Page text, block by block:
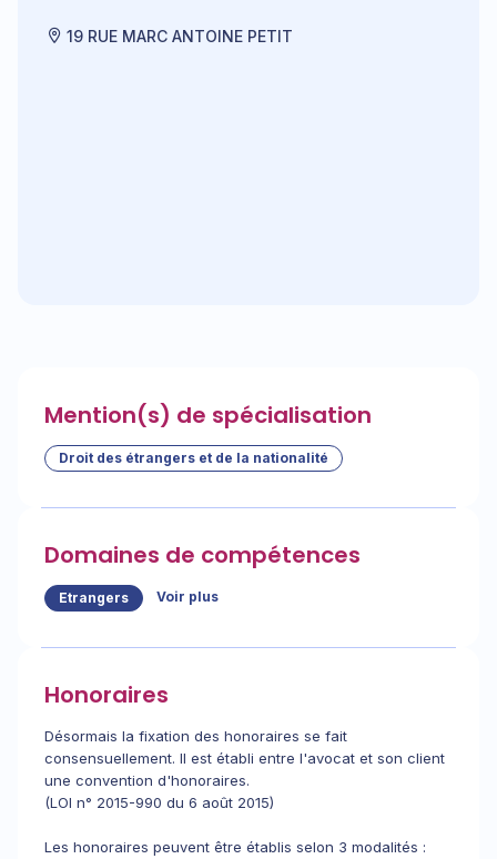
19 RUE MARC ANTOINE PETIT
Mention(s) de spécialisation
Droit des étrangers et de la nationalité
Domaines de compétences
Etrangers Voir plus
Honoraires
Désormais la fixation des honoraires se fait
consensuellement. Il est établi entre l'avocat et son client
une convention d'honoraires.
(LOI n° 2015-990 du 6 août 2015)
Les honoraires peuvent être établis selon 3 modalités :